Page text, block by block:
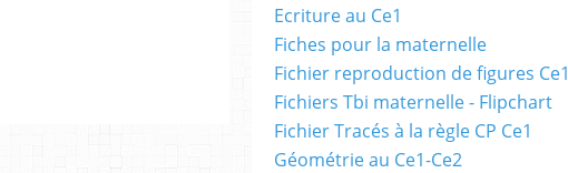
Ecriture au Ce1
Fiches pour la maternelle
Fichier reproduction de figures Ce1
Fichiers Tbi maternelle - Flipchart
Fichier Tracés à la règle CP Ce1
Géométrie au Ce1-Ce2